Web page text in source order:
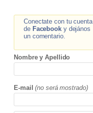
Conectate con tu cuenta
de Facebooky dejános
un comentario.
Nombre y Apellido
E-mail (no será mostrado)